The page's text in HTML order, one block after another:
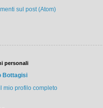
sul post (Atom)
personali
Bottagisi
mio profilo completo